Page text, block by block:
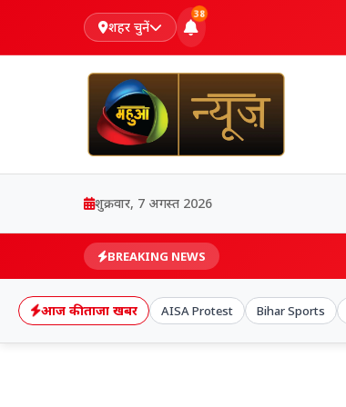
शहर चुनें
38
शुक्रवार, 7 अगस्त 2026
BREAKING NEWS
आज की ताजा खबर AISA Protest Bihar Sports